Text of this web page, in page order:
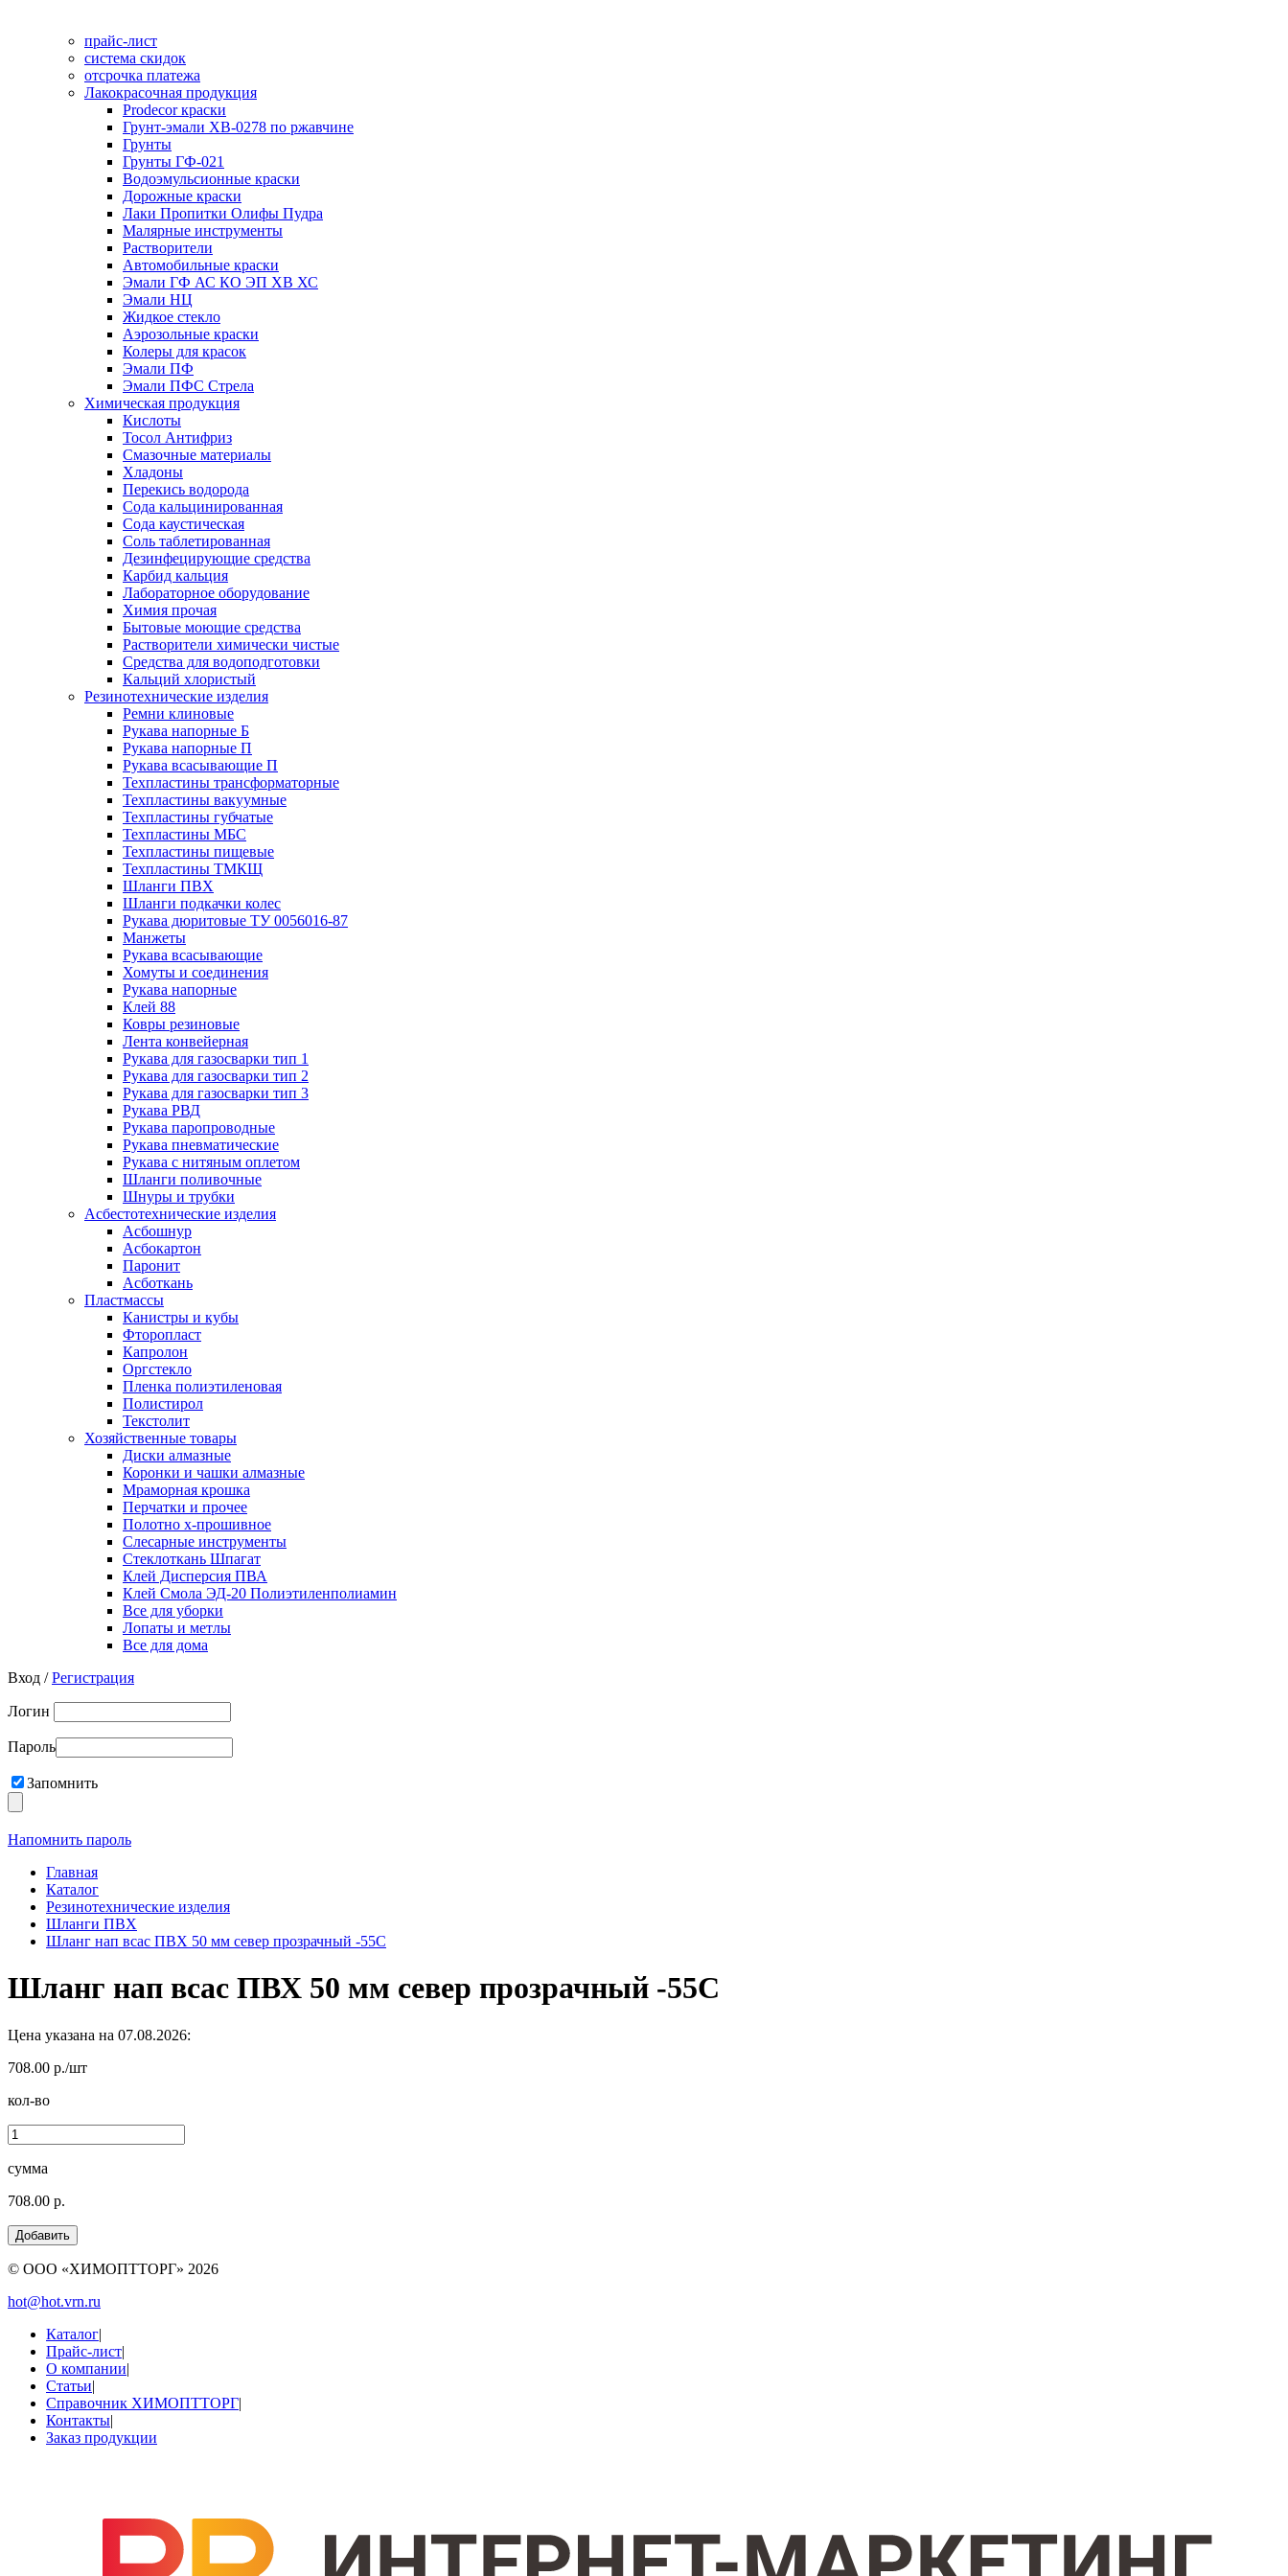
прайс-лист
система скидок
отсрочка платежа
Лакокрасочная продукция
Prodecor краски
Грунт-эмали ХВ-0278 по ржавчине
Грунты
Грунты ГФ-021
Водоэмульсионные краски
Дорожные краски
Лаки Пропитки Олифы Пудра
Малярные инструменты
Растворители
Автомобильные краски
Эмали ГФ АС КО ЭП ХВ ХС
Эмали НЦ
Жидкое стекло
Аэрозольные краски
Колеры для красок
Эмали ПФ
Эмали ПФС Стрела
Химическая продукция
Кислоты
Тосол Антифриз
Смазочные материалы
Хладоны
Перекись водорода
Сода кальцинированная
Сода каустическая
Соль таблетированная
Дезинфецирующие средства
Карбид кальция
Лабораторное оборудование
Химия прочая
Бытовые моющие средства
Растворители химически чистые
Средства для водоподготовки
Кальций хлористый
Резинотехнические изделия
Ремни клиновые
Рукава напорные Б
Рукава напорные П
Рукава всасывающие П
Техпластины трансформаторные
Техпластины вакуумные
Техпластины губчатые
Техпластины МБС
Техпластины пищевые
Техпластины ТМКЩ
Шланги ПВХ
Шланги подкачки колес
Рукава дюритовые ТУ 0056016-87
Манжеты
Рукава всасывающие
Хомуты и соединения
Рукава напорные
Клей 88
Ковры резиновые
Лента конвейерная
Рукава для газосварки тип 1
Рукава для газосварки тип 2
Рукава для газосварки тип 3
Рукава РВД
Рукава паропроводные
Рукава пневматические
Рукава с нитяным оплетом
Шланги поливочные
Шнуры и трубки
Асбестотехнические изделия
Асбошнур
Асбокартон
Паронит
Асботкань
Пластмассы
Канистры и кубы
Фторопласт
Капролон
Оргстекло
Пленка полиэтиленовая
Полистирол
Текстолит
Хозяйственные товары
Диски алмазные
Коронки и чашки алмазные
Мраморная крошка
Перчатки и прочее
Полотно х-прошивное
Слесарные инструменты
Стеклоткань Шпагат
Клей Дисперсия ПВА
Клей Смола ЭД-20 Полиэтиленполиамин
Все для уборки
Лопаты и метлы
Все для дома
Вход /Регистрация
Логин
Пароль
Запомнить
Напомнить пароль
Главная
Каталог
Резинотехнические изделия
Шланги ПВХ
Шланг нап всас ПВХ 50 мм север прозрачный -55С
Шланг нап всас ПВХ 50 мм север прозрачный -55С
Цена указана на 07.08.2026:
708.00 р./шт
кол-во
сумма
708.00 р.
© ООО «ХИМОПТТОРГ» 2026
hot@hot.vrn.ru
Каталог|
Прайс-лист|
О компании|
Статьи|
Справочник ХИМОПТТОРГ|
Контакты|
Заказ продукции